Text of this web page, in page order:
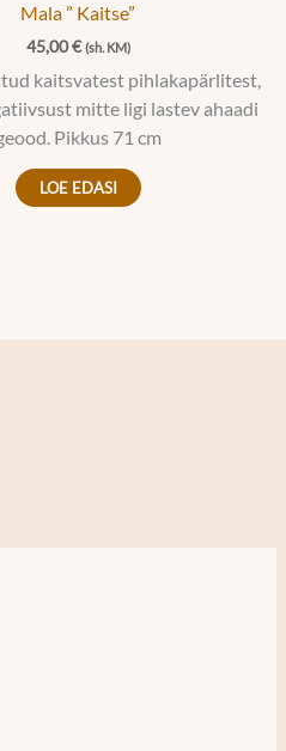
Mala ” Kaitse”
45,00€ (sh. KM)
kaitsvatest pihlakapärlitest,
mitte ligi lastev ahaadi
Pikkus 71 cm
LOE EDASI